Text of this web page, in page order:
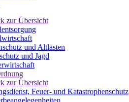
zur Übersicht
und Altlasten
und Jagd
zur Übersicht
Feuer- und Katastrophenschutz